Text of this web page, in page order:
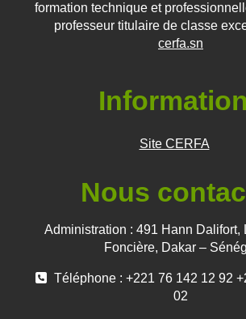
formation technique et
professeur titulaire de classe
cerfa.sn
Site CERFA
Nous
Administration : 491 Hann Dalifort,
Foncière, Dakar –
Téléphone : +221 76 142 12 92
02